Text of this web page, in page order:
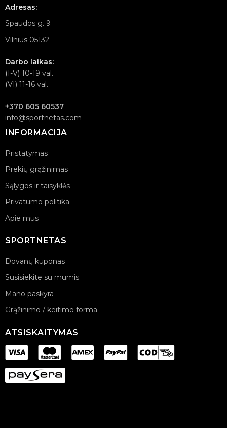
Adresas:
Spaudos g. 9
Vilnius 05132
Darbo laikas:
(I-V) 10-19 val.
(VI) 11-16 val.
+370 605 60537
info@sportnetas.com
INFORMACIJA
Pristatymas
Prekių grąžinimas
Sąlygos ir taisyklės
Privatumo politika
Apie mus
SPORTNETAS
Dovanų kuponas
Susisiekite su mumis
Mano paskyra
Grąžinimo / keitimo forma
ATSISKAITYMAS